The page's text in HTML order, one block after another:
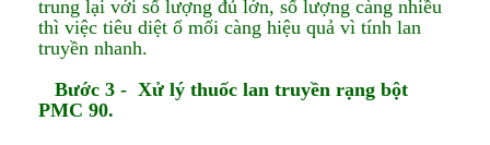
trung lại với số lượng đủ lớn, số lượng càng nhiều
thì việc tiêu diệt ổ mối càng hiệu quả vì tính lan
truyền nhanh.
Bước 3 - Xử lý thuốc lan truyền rạng bột
PMC 90.